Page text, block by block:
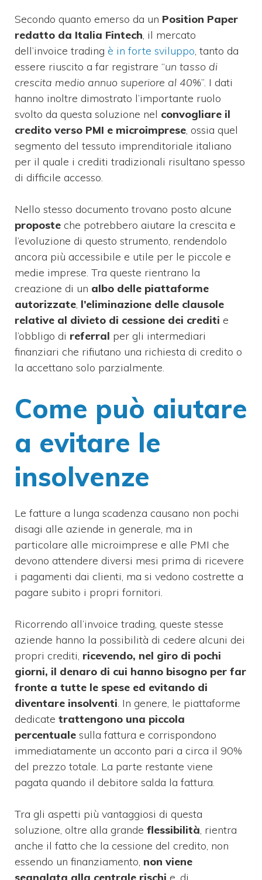
Secondo quanto emerso da un Position Paper
redatto da Italia Fintech, il mercato
dell’invoice trading è in forte sviluppo, tanto da
essere riuscito a far registrare “un tasso di
crescita medio annuo superiore al 40%”. I dati
hanno inoltre dimostrato l’importante ruolo
svolto da questa soluzione nel convogliare il
credito verso PMI e microimprese, ossia quel
segmento del tessuto imprenditoriale italiano
per il quale i crediti tradizionali risultano spesso
di difficile accesso.
Nello stesso documento trovano posto alcune
proposte che potrebbero aiutare la crescita e
l’evoluzione di questo strumento, rendendolo
ancora più accessibile e utile per le piccole e
medie imprese. Tra queste rientrano la
creazione di un albo delle piattaforme
autorizzate, l’eliminazione delle clausole
relative al divieto di cessione dei crediti e
l’obbligo di referral per gli intermediari
finanziari che rifiutano una richiesta di credito o
la accettano solo parzialmente.
Come può aiutare
a evitare le
insolvenze
Le fatture a lunga scadenza causano non pochi
disagi alle aziende in generale, ma in
particolare alle microimprese e alle PMI che
devono attendere diversi mesi prima di ricevere
i pagamenti dai clienti, ma si vedono costrette a
pagare subito i propri fornitori.
Ricorrendo all’invoice trading, queste stesse
aziende hanno la possibilità di cedere alcuni dei
propri crediti, ricevendo, nel giro di pochi
giorni, il denaro di cui hanno bisogno per far
fronte a tutte le spese ed evitando di
diventare insolventi. In genere, le piattaforme
dedicate trattengono una piccola
percentuale sulla fattura e corrispondono
immediatamente un acconto pari a circa il 90%
del prezzo totale. La parte restante viene
pagata quando il debitore salda la fattura.
Tra gli aspetti più vantaggiosi di questa
soluzione, oltre alla grande flessibilità, rientra
anche il fatto che la cessione del credito, non
essendo un finanziamento, non viene